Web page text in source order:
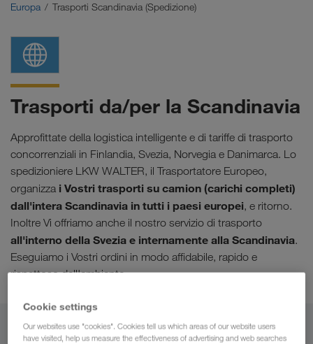
Europa Trasporti Scandinavia (Spedizione)
Trasporti da/per la Scandinavia
Approfittate della logistica intelligente e di tariffe di trasporto
concorrenziali in Finlandia, Svezia, Norvegia e Danimarca. Lo
spedizioniere LKW WALTER, il Trasportatore Europeo,
organizza i Vostri trasporti su camion (carichi completi)
dall'intera Scandinavia in tutti i paesi europei, e ritorno.
Inoltre Vi offriamo anche il nostro servizio di trasporto
all'interno della Svezia e internamente alla Scandinavia.
Eseguiamo i Vostri ordini in modo affidabile, rapido e
rispettoso dell'ambiente.
Da
Cookie settings
Our websites use "cookies". Cookies tell us which areas of our website users
have visited, help us measure the effectiveness of advertising and web searches